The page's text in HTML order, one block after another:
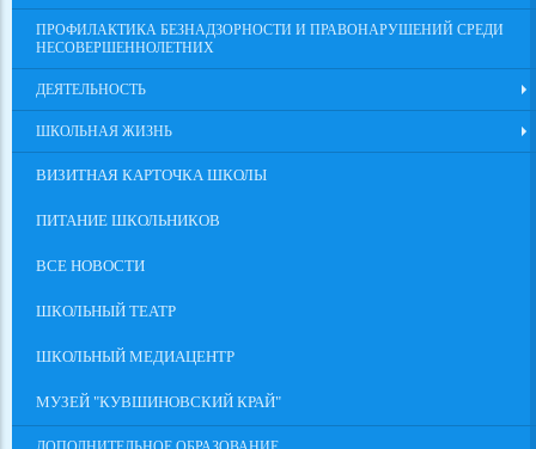
ПРОФИЛАКТИКА БЕЗНАДЗОРНОСТИ И ПРАВОНАРУШЕНИЙ СРЕДИ
НЕСОВЕРШЕННОЛЕТНИХ
ДЕЯТЕЛЬНОСТЬ
ШКОЛЬНАЯ ЖИЗНЬ
ВИЗИТНАЯ КАРТОЧКА ШКОЛЫ
ПИТАНИЕ ШКОЛЬНИКОВ
ВСЕ НОВОСТИ
ШКОЛЬНЫЙ ТЕАТР
ШКОЛЬНЫЙ МЕДИАЦЕНТР
МУЗЕЙ "КУВШИНОВСКИЙ КРАЙ"